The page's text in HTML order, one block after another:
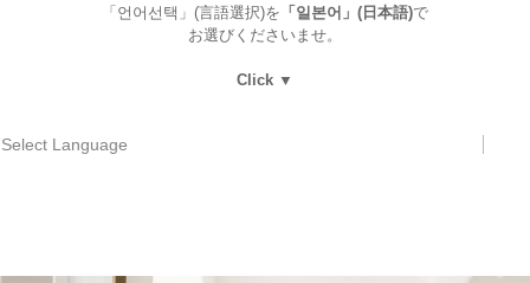
「언어선택」(言語選択)を 「일본어」(日本語)で
お選びくださいませ。
Click ▼
Select Language